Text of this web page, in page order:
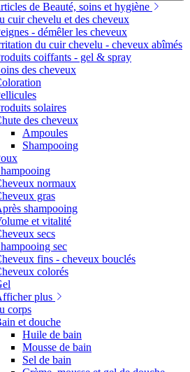
de Beauté, soins et hygiène
cuir chevelu et des cheveux
- démêler les cheveux
du cuir chevelu - cheveux abîmés
coiffants - gel & spray
des cheveux
solaires
des cheveux
Ampoules
Shampooing
normaux
gras
shampooing
et vitalité
secs
sec
fins - cheveux bouclés
colorés
plus
corps
et douche
Huile de bain
Mousse de bain
Sel de bain